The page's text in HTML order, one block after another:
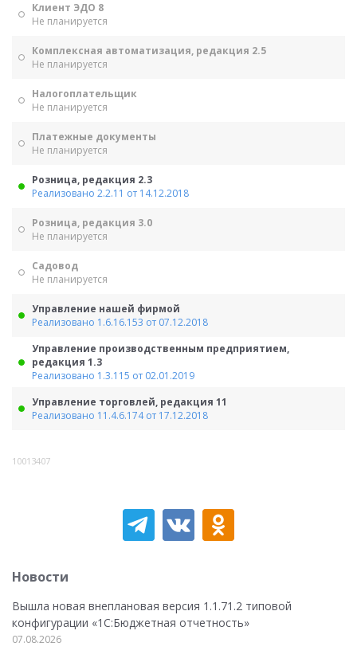
Клиент ЭДО 8
Не планируется
Комплексная автоматизация, редакция 2.5
Не планируется
Налогоплательщик
Не планируется
Платежные документы
Не планируется
Розница, редакция 2.3
Реализовано 2.2.11 от 14.12.2018
Розница, редакция 3.0
Не планируется
Садовод
Не планируется
Управление нашей фирмой
Реализовано 1.6.16.153 от 07.12.2018
Управление производственным предприятием,
редакция 1.3
Реализовано 1.3.115 от 02.01.2019
Управление торговлей, редакция 11
Реализовано 11.4.6.174 от 17.12.2018
10013407
Новости
Вышла новая внеплановая версия 1.1.71.2 типовой
конфигурации «1C:Бюджетная отчетность»
07.08.2026